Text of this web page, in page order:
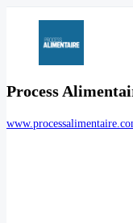
Process